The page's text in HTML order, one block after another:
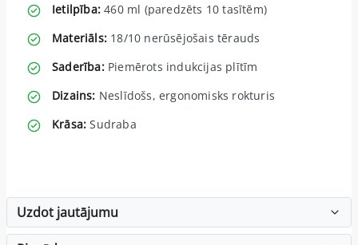
Ietilpība: 460 ml (paredzēts 10 tasītēm)
Materiāls: 18/10 nerūsējošais tērauds
Saderība:Piemērots indukcijas plītīm
Dizains: Neslīdošs, ergonomisks rokturis
Krāsa: Sudraba
Uzdot jautājumu